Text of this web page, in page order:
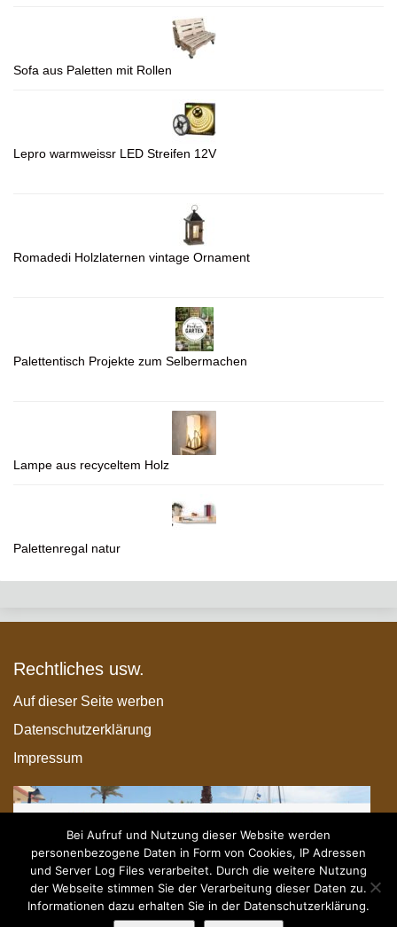
Sofa aus Paletten mit Rollen
Lepro warmweissr LED Streifen 12V
Romadedi Holzlaternen vintage Ornament
Palettentisch Projekte zum Selbermachen
Lampe aus recyceltem Holz
Palettenregal natur
Rechtliches usw.
Auf dieser Seite werben
Datenschutzerklärung
Impressum
Bei Aufruf und Nutzung dieser Website werden
personenbezogene Daten in Form von Cookies, IP Adressen
und Server Log Files verarbeitet. Durch die weitere Nutzung
der Webseite stimmen Sie der Verarbeitung dieser Daten zu.
Informationen dazu erhalten Sie in der Datenschutzerklärung.